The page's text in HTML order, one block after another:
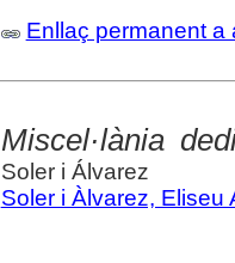
Enllaç permanent a
Miscel·lània
Soler i Álvarez
Soler i Àlvarez, Eliseu